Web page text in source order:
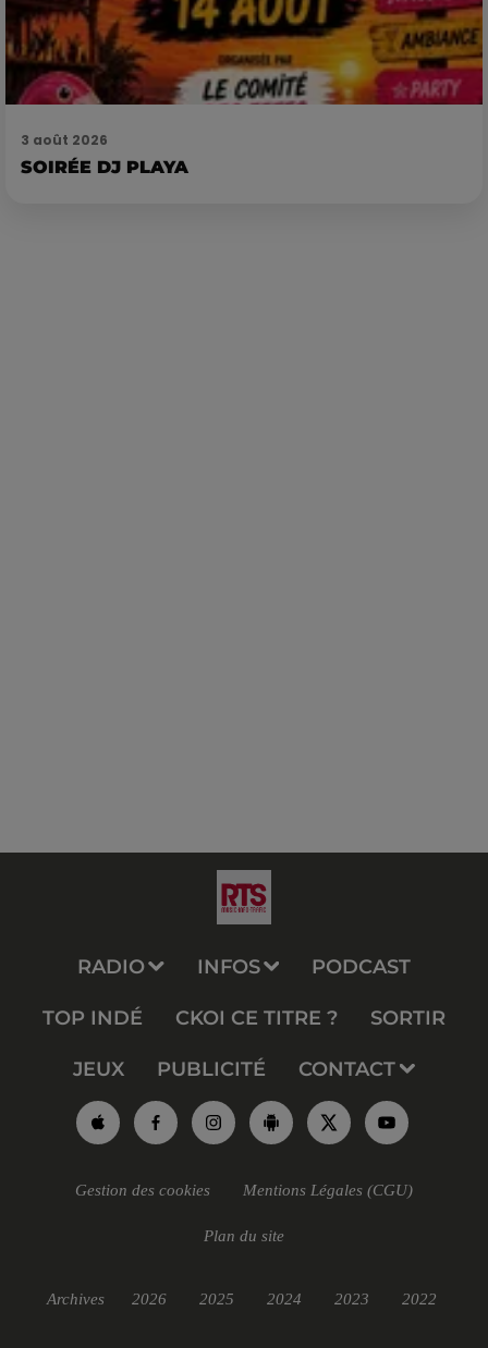
3 août 2026
SOIRÉE DJ PLAYA
RADIO INFOS PODCAST
TOP INDÉ CKOI CE TITRE ? SORTIR
JEUX PUBLICITÉ CONTACT
Gestion des cookies Mentions Légales (CGU)
Plan du site
Archives 2026 2025 2024 2023 2022